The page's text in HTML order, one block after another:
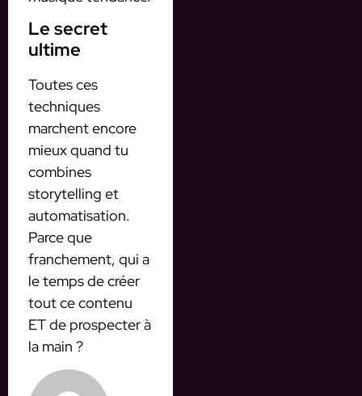
Le secret
ultime
Toutes ces
techniques
marchent encore
mieux quand tu
combines
storytelling et
automatisation.
Parce que
franchement, qui a
le temps de créer
tout ce contenu
ET de prospecter à
la main ?